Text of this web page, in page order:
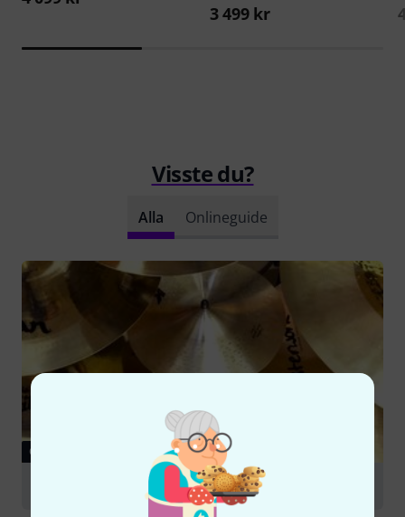
3 499 kr
Visste du?
Alla Onlineguide
GUIDE